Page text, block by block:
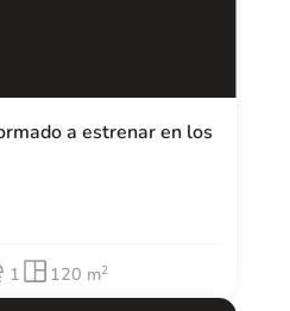
a estrenar en los
1 120 m2